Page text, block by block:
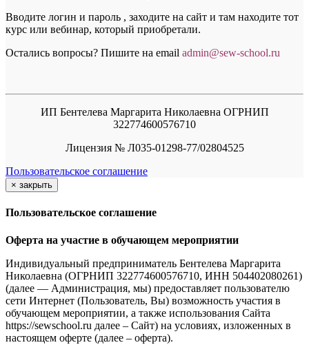
Вводите логин и пароль , заходите на сайт и там находите тот
курс или вебинар, который приобретали.
Остались вопросы? Пишите на email admin@sew-school.ru
ИП Бентелева Маргарита Николаевна ОГРНИП
322774600576710
Лицензия № Л035-01298-77/02804525
Пользовательское соглашение
× закрыть
Пользовательское соглашение
Оферта на участие в обучающем мероприятии
Индивидуальный предприниматель Бентелева Маргарита
Николаевна (ОГРНИП 322774600576710, ИНН 504402080261)
(далее — Администрация, мы) предоставляет пользователю
сети Интернет (Пользователь, Вы) возможность участия в
обучающем мероприятии, а также использования Сайта
https://sewschool.ru далее – Сайт) на условиях, изложенных в
настоящем оферте (далее – оферта).